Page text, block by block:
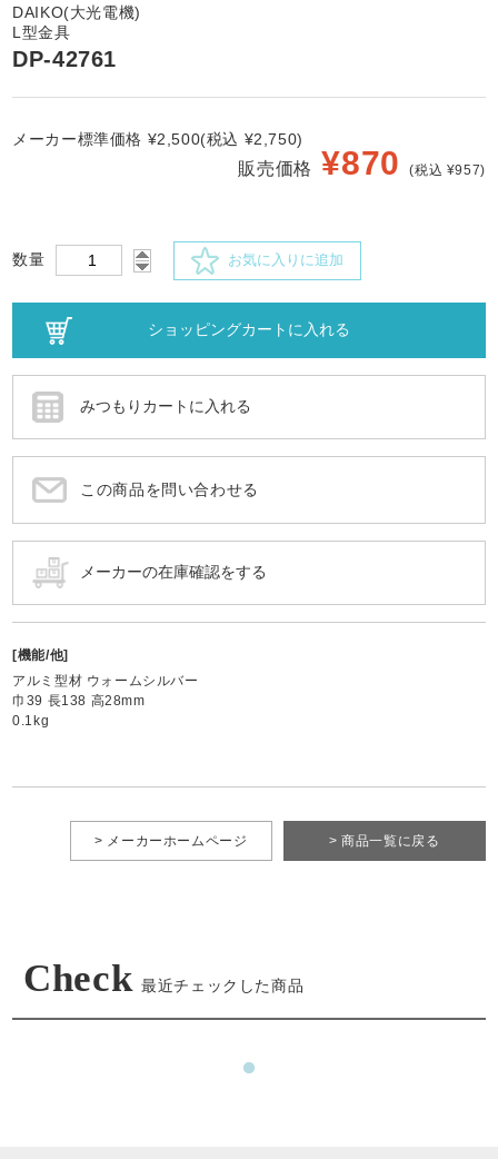
DAIKO(大光電機)
L型金具
DP-42761
メーカー標準価格 ¥2,500(税込 ¥2,750)
販売価格 ¥870 (税込 ¥957)
数量 お気に入りに追加
この商品を問い合わせる
[機能/他]
アルミ型材 ウォームシルバー
巾39 長138 高28mm
0.1kg
> 商品一覧に戻る
> メーカーホームページ
Check 最近チェックした商品